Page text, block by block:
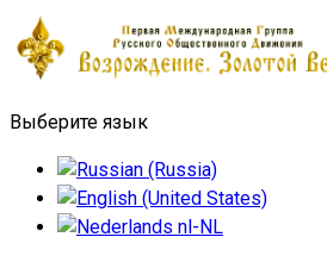
Выберите язык